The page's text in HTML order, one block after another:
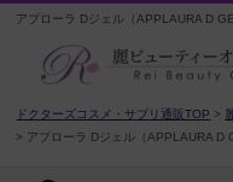
アプローラ Dジェル（APPLAURA D
ドクターズコスメ・サプリ通販TOP
アプローラ Dジェル（APPLAURA D